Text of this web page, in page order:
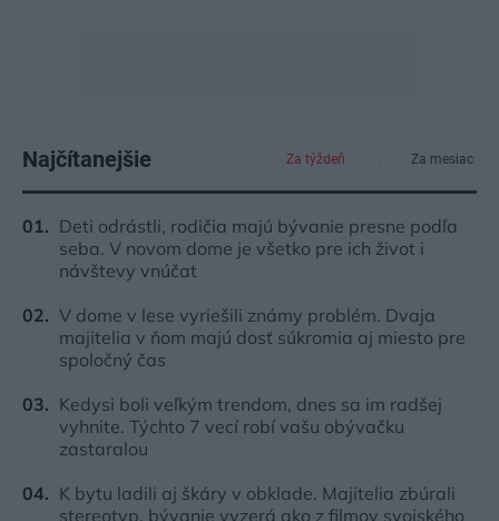
Najčítanejšie Za týždeň Za mesiac
Deti odrástli, rodičia majú bývanie presne podľa
seba. V novom dome je všetko pre ich život i
návštevy vnúčat
V dome v lese vyriešili známy problém. Dvaja
majitelia v ňom majú dosť súkromia aj miesto pre
spoločný čas
Kedysi boli veľkým trendom, dnes sa im radšej
vyhnite. Týchto 7 vecí robí vašu obývačku
zastaralou
K bytu ladili aj škáry v obklade. Majitelia zbúrali
stereotyp, bývanie vyzerá ako z filmov svojského